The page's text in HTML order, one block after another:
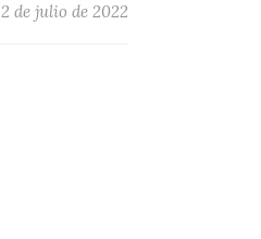
2 de julio de 2022